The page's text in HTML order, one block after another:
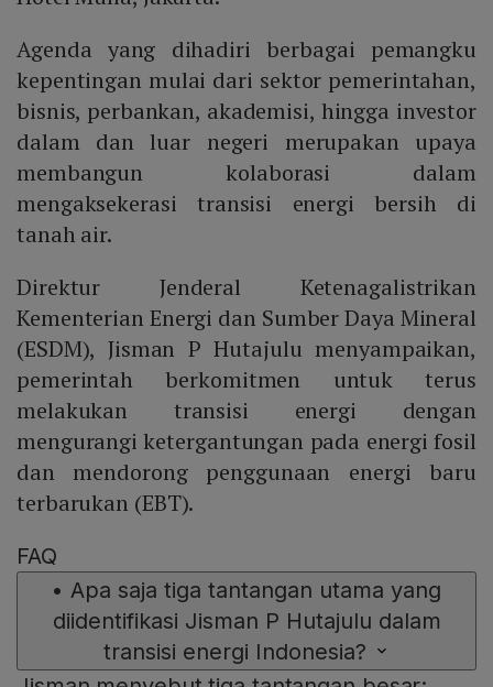
Agenda yang dihadiri berbagai pemangku
kepentingan mulai dari sektor pemerintahan,
bisnis, perbankan, akademisi, hingga investor
dalam dan luar negeri merupakan upaya
membangun kolaborasi dalam
mengaksekerasi transisi energi bersih di
tanah air.
Direktur Jenderal Ketenagalistrikan
Kementerian Energi dan Sumber Daya Mineral
(ESDM), Jisman P Hutajulu menyampaikan,
pemerintah berkomitmen untuk terus
melakukan transisi energi dengan
mengurangi ketergantungan pada energi fosil
dan mendorong penggunaan energi baru
terbarukan (EBT).
FAQ
• Apa saja tiga tantangan utama yang
diidentifikasi Jisman P Hutajulu dalam
transisi energi Indonesia?